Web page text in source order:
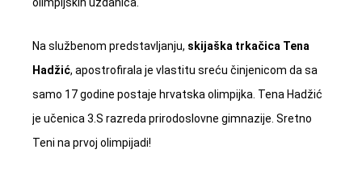
olimpijskih uzdanica.
Na službenom predstavljanju, skijaška trkačica Tena
Hadžić, apostrofirala je vlastitu sreću činjenicom da sa
samo 17 godine postaje hrvatska olimpijka. Tena Hadžić
je učenica 3.S razreda prirodoslovne gimnazije. Sretno
Teni na prvoj olimpijadi!